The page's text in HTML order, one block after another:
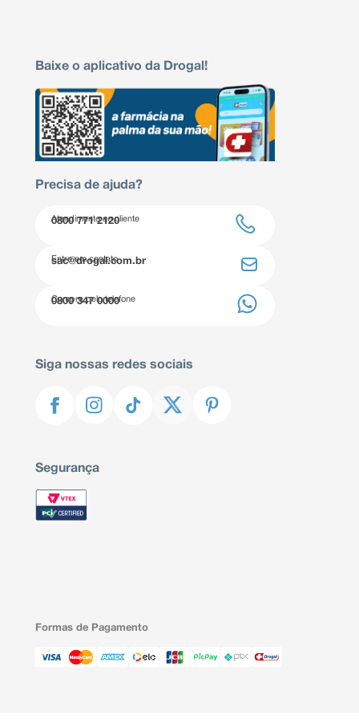
Baixe o aplicativo da Drogal!
Precisa de ajuda?
Atendimento ao cliente
0800 771 2120
Entre em contato
sac@drogal.com.br
Compre pelo telefone
0800 347 0000
Siga nossas redes sociais
Segurança
Formas de Pagamento